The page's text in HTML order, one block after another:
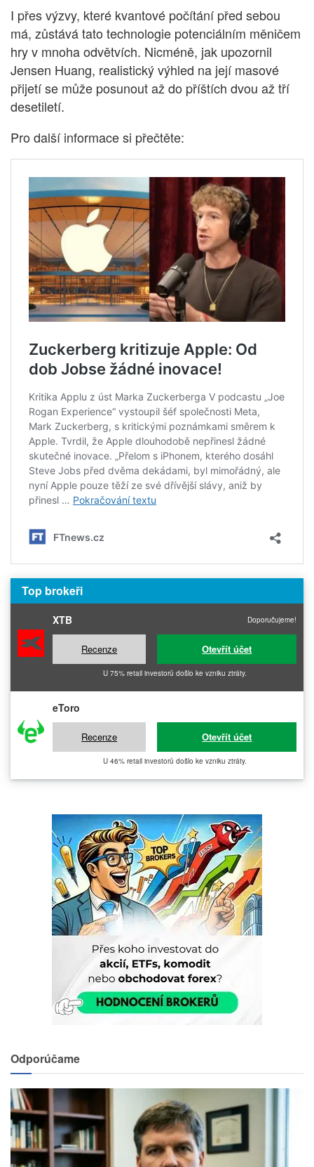
I přes výzvy, které kvantové počítání před sebou
má, zůstává tato technologie potenciálním měničem
hry v mnoha odvětvích. Nicméně, jak upozornil
Jensen Huang, realistický výhled na její masové
přijetí se může posunout až do příštích dvou až tří
desetiletí.
Pro další informace si přečtěte:
Top brokeři
XTB Doporučujeme!
Recenze Otevřít účet
U 75% retail investorů došlo ke vzniku ztráty.
eToro
Recenze Otevřít účet
U 46% retail investorů došlo ke vzniku ztráty.
Odporúčame